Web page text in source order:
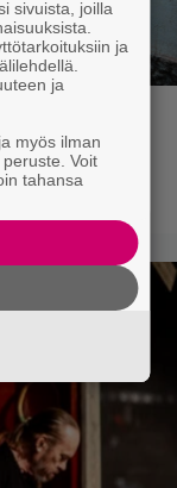
sivuista, joilla
ja
ja
myös ilman
Voit
tahansa